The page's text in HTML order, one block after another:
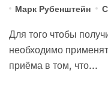
Марк Рубенштейн
Для того чтобы получить бесплатные биткоины,
необходимо
приёма в том, что...